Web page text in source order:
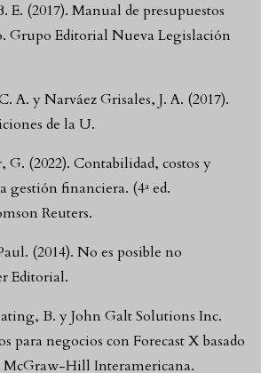
E. (2017). Manual de presupuestos
Grupo Editorial Nueva Legislación
A. y Narváez Grisales, J. A. (2017).
de la U.
G. (2022). Contabilidad, costos y
gestión financiera. (4ª ed.
Reuters.
(2014). No es posible no
Editorial.
B. y John Galt Solutions Inc.
para negocios con Forecast X basado
McGraw-Hill Interamericana.